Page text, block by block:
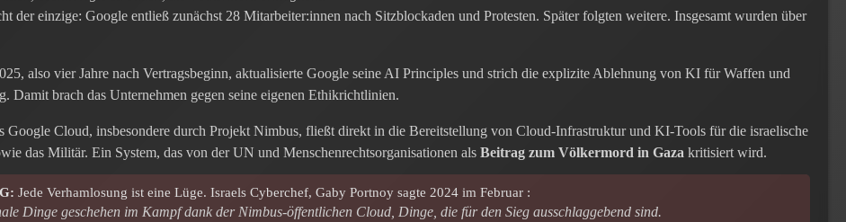
der einzige: Google entließ zunächst 28 Mitarbeiter:innen nach Sitzblockaden und Protesten. Später folgten weitere. Insgesamt wurden über
also vier Jahre nach Vertragsbeginn, aktualisierte Google seine AI Principles und strich die explizite Ablehnung von KI für Waffen und
Damit brach das Unternehmen gegen seine eigenen Ethikrichtlinien.
Google Cloud, insbesondere durch Projekt Nimbus, fließt direkt in die Bereitstellung von Cloud-Infrastruktur und KI-Tools für die israelische
das Militär. Ein System, das von der UN und Menschenrechtsorganisationen als Beitrag zum Völkermord in Gaza kritisiert wird.
Jede Verhamlosung ist eine Lüge. Israels Cyberchef, Gaby Portnoy sagte 2024 im Februar :
Dinge geschehen im Kampf dank der Nimbus-öffentlichen Cloud, Dinge, die für den Sieg ausschlaggebend sind.